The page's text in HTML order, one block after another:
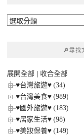
🔎
🔎尋找
展開全部
收合全部
♥台灣旅遊♥ (34)
♥台灣美食♥ (989)
♥國外旅遊♥ (183)
♥居家生活♥ (98)
♥美妝保養♥ (149)